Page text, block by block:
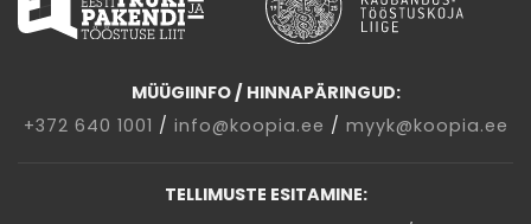
MÜÜGIINFO / HINNAPÄRINGUD:
+372 640 1001 / info@koopia.ee / myyk@koopia.ee
TELLIMUSTE ESITAMINE: